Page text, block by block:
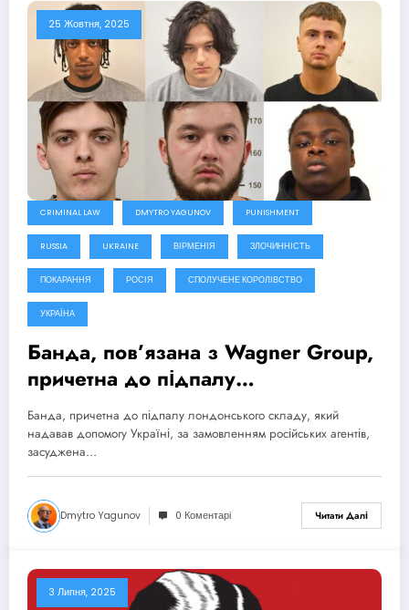
25 Жовтня, 2025
CRIMINAL LAW DMYTRO YAGUNOV PUNISHMENT
RUSSIA UKRAINE ВІРМЕНІЯ ЗЛОЧИННІСТЬ
ПОКАРАННЯ РОСІЯ СПОЛУЧЕНЕ КОРОЛІВСТВО
УКРАЇНА
Банда, пов’язана з Wagner Group,
причетна до підпалу
лондонського складу, який
надавав допомогу Україні, за
замовленням російських агентів,
засуджена до ув’язнення
Банда, причетна до підпалу лондонського складу, який
надавав допомогу Україні, за замовленням російських агентів,
засуджена…
Dmytro Yagunov 0 Коментарі Читати Далі
3 Липня, 2025